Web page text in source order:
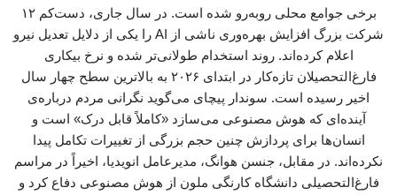
برخی جوامع محلی روبه‌رو شده است. در سال جاری، دست‌کم ۱۲
شرکت بزرگ افزایش بهره‌وری ناشی از AI را یکی از دلایل تعدیل نیرو
اعلام کرده‌اند. روند استخدام طولانی‌تر شده و نرخ بیکاری
فارغ‌التحصیلان تازه‌کار در ابتدای ۲۰۲۶ به بالاترین سطح چهار سال
اخیر رسیده است. سوندار پیچای می‌گوید نگرانی مردم درباره‌ی
آینده‌ای که هوش مصنوعی می‌سازد «کاملاً قابل درک» است و
انسان‌ها برای پردازش چنین حجم بزرگی از تغییرات تکامل پیدا
نکرده‌اند. در مقابل، جنسن هوانگ، مدیرعامل انویدیا، اخیراً در مراسم
فارغ‌التحصیلی دانشگاه ‌کارنگی ملون از هوش مصنوعی دفاع کرد و